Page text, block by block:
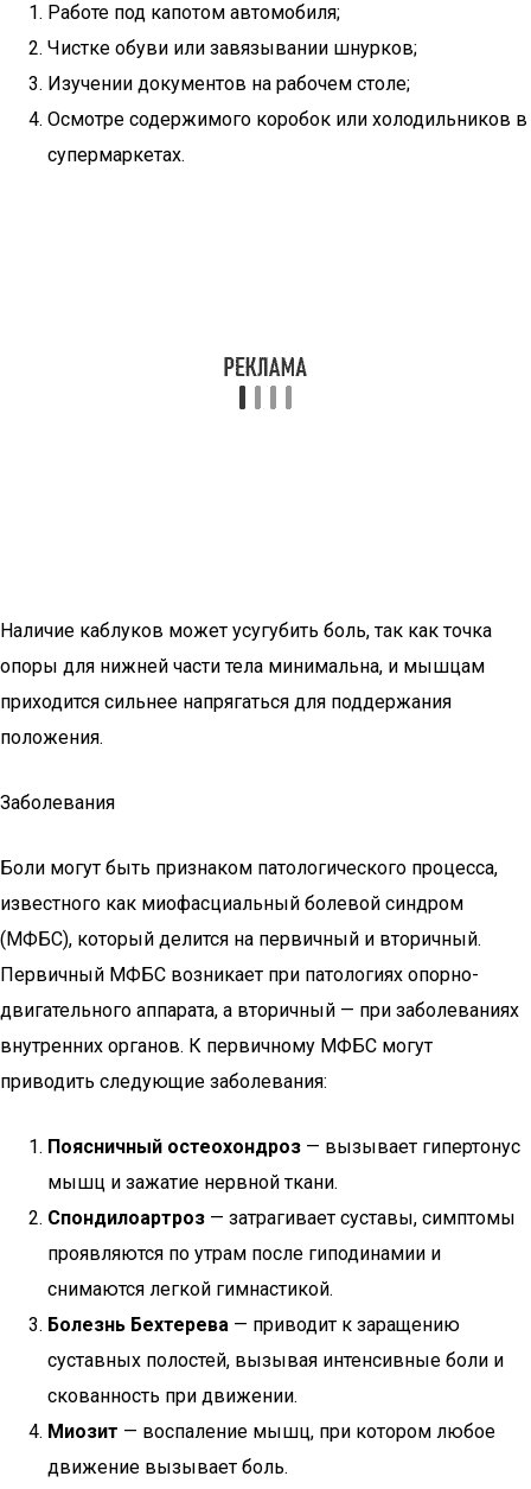
Работе под капотом автомобиля;
Чистке обуви или завязывании шнурков;
Изучении документов на рабочем столе;
Осмотре содержимого коробок или холодильников в
супермаркетах.
Наличие каблуков может усугубить боль, так как точка
опоры для нижней части тела минимальна, и мышцам
приходится сильнее напрягаться для поддержания
положения.
Заболевания
Боли могут быть признаком патологического процесса,
известного как миофасциальный болевой синдром
(МФБС), который делится на первичный и вторичный.
Первичный МФБС возникает при патологиях опорно-
двигательного аппарата, а вторичный — при заболеваниях
внутренних органов. К первичному МФБС могут
приводить следующие заболевания:
Поясничный остеохондроз — вызывает гипертонус
мышц и зажатие нервной ткани.
Спондилоартроз — затрагивает суставы, симптомы
проявляются по утрам после гиподинамии и
снимаются легкой гимнастикой.
Болезнь Бехтерева — приводит к заращению
суставных полостей, вызывая интенсивные боли и
скованность при движении.
Миозит — воспаление мышц, при котором любое
движение вызывает боль.